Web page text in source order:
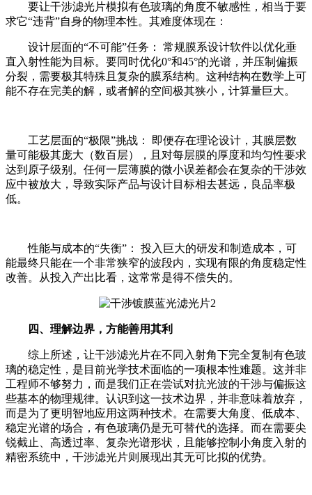
要让干涉滤光片模拟有色玻璃的角度不敏感性，相当于要
求它“违背”自身的物理本性。其难度体现在：
设计层面的“不可能”任务： 常规膜系设计软件以优化垂
直入射性能为目标。要同时优化0°和45°的光谱，并压制偏振
分裂，需要极其特殊且复杂的膜系结构。这种结构在数学上可
能不存在完美的解，或者解的空间极其狭小，计算量巨大。
工艺层面的“极限”挑战： 即便存在理论设计，其膜层数
量可能极其庞大（数百层），且对每层膜的厚度和均匀性要求
达到原子级别。任何一层薄膜的微小误差都会在复杂的干涉效
应中被放大，导致实际产品与设计目标相去甚远，良品率极
低。
性能与成本的“失衡”： 投入巨大的研发和制造成本，可
能最终只能在一个非常狭窄的波段内，实现有限的角度稳定性
改善。从投入产出比看，这常常是得不偿失的。
四、理解边界，方能善用其利
综上所述，让干涉滤光片在不同入射角下完全复制有色玻
璃的稳定性，是目前光学技术面临的一项根本性难题。这并非
工程师不够努力，而是我们正在尝试对抗光波的干涉与偏振这
些基本的物理规律。 认识到这一技术边界，并非意味着放弃，
而是为了更明智地应用这两种技术。在需要大角度、低成本、
稳定光谱的场合，有色玻璃仍是无可替代的选择。而在需要尖
锐截止、高透过率、复杂光谱形状，且能够控制小角度入射的
精密系统中，干涉滤光片则展现出其无可比拟的优势。